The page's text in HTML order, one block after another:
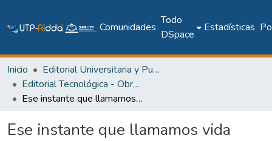
Comunidades
Todo
DSpace
Estadísticas
Inicio
Editorial Universitaria y Publicaciones Seriadas
Editorial Tecnológica - Obras literarias y culturales
Ese instante que llamamos vida
Ese instante que llamamos vida